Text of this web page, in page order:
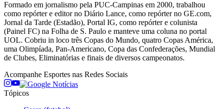
Formado em jornalismo pela PUC-Campinas em 2000, trabalhou
como repórter e editor no Diário Lance, como repórter no GE.com,
Jornal da Tarde (Estadão), Portal IG, como repórter e colunista
(Painel FC) na Folha de S. Paulo e manteve uma coluna no portal
UOL. Cobriu in loco três Copas do Mundo, quatro Copas América,
uma Olimpíada, Pan-Americano, Copa das Confederações, Mundial
de Clubes, Eliminatórias e finais de diversos campeonatos.
Acompanhe Esportes nas Redes Sociais
Tópicos